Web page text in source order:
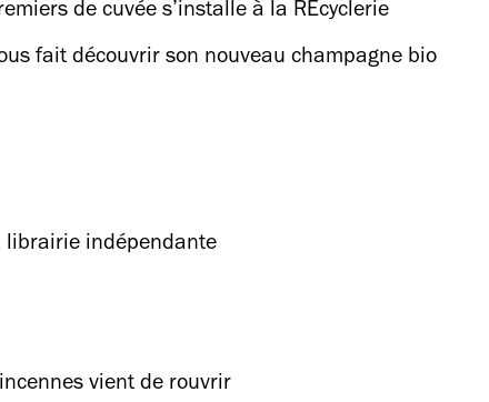
de cuvée s’installe à la REcyclerie
fait découvrir son nouveau champagne bio
librairie indépendante
vient de rouvrir